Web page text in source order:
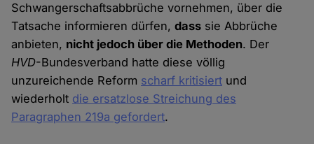
Schwangerschaftsabbrüche vornehmen, über die
Tatsache informieren dürfen,dass sie Abbrüche
anbieten, nicht jedoch über die Methoden. Der
HVD-Bundesverband hatte diese völlig
unzureichende Reform scharf kritisiert und
wiederholt die ersatzlose Streichung des
Paragraphen 219a gefordert.